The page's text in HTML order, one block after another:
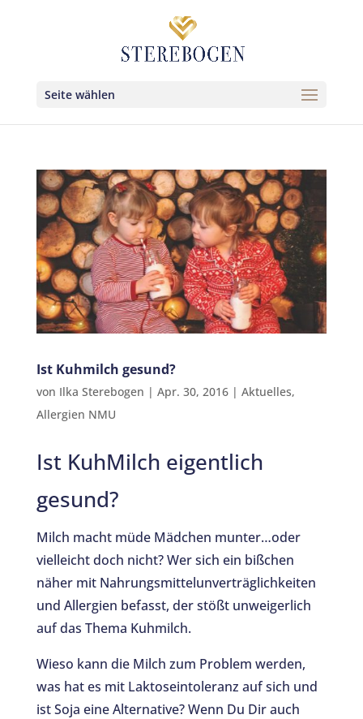
Seite wählen
Ist Kuhmilch gesund?
von Ilka Sterebogen | Apr. 30, 2016| Aktuelles,
Allergien NMU
Ist KuhMilch eigentlich
gesund?
Milch macht müde Mädchen munter…oder
vielleicht doch nicht? Wer sich ein bißchen
näher mit Nahrungsmittelunverträglichkeiten
und Allergien befasst, der stößt unweigerlich
auf das Thema Kuhmilch.
Wieso kann die Milch zum Problem werden,
was hat es mit Laktoseintoleranz auf sich und
ist Soja eine Alternative? Wenn Du Dir auch